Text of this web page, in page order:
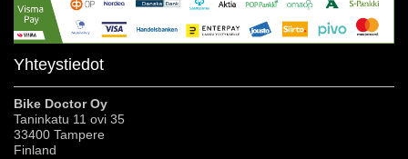
Yhteystiedot
Bike Doctor Oy
Taninkatu 11 ovi 35
33400 Tampere
Finland